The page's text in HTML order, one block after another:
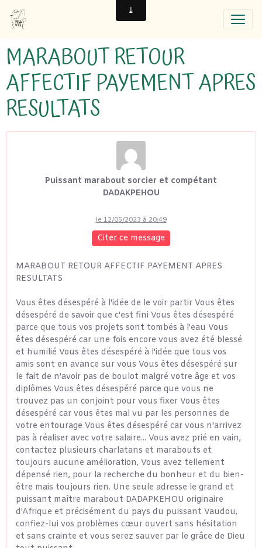
MARABOUT RETOUR
AFFECTIF PAYEMENT APRES
RESULTATS
Puissant marabout sorcier et compétant
DADAKPEHOU
le 12/05/2023 à 20:49
Citer ce message
MARABOUT RETOUR AFFECTIF PAYEMENT APRES
RESULTATS
Vous êtes désespéré à l'idée de le voir partir Vous êtes
désespéré de savoir que c'est fini Vous êtes désespéré
parce que tous vos projets sont tombés à l'eau Vous
êtes désespéré car une fois encore vous avez été blessé
et humilié Vous êtes désespéré à l'idée que tous vos
amis sont en avance sur vous Vous êtes désespéré sur
le fait de n'avoir pas de boulot malgré votre âge et vos
diplômes Vous êtes désespéré parce que vous ne
trouvez pas un conjoint pour vous fixer Vous êtes
désespéré car vous êtes mal vu par les personnes de
votre entourage Vous êtes désespéré car vous n'arrivez
pas à réaliser avec votre salaire... Vous avez prié en vain,
contactez plusieurs charlatans et marabouts et
toujours aucune amélioration, Vous avez tellement
dépensé rien, pour la recherche du bonheur et du bien-
être mais toujours rien. Une seule adresse le grand et
puissant maître marabout DADAPKEHOU originaire
d'Afrique et précisément du pays du puissant Vaudou,
confiez-lui vos problèmes cœur ouvert sans hésitation
et sans crainte et vous serez sauver par le grâce de Dieu